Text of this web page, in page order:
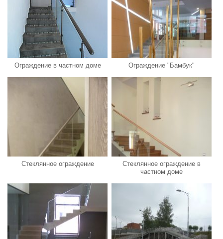
Ограждение в частном доме Ограждение "Бамбук"
Стеклянное ограждение
Стеклянное ограждение в
частном доме